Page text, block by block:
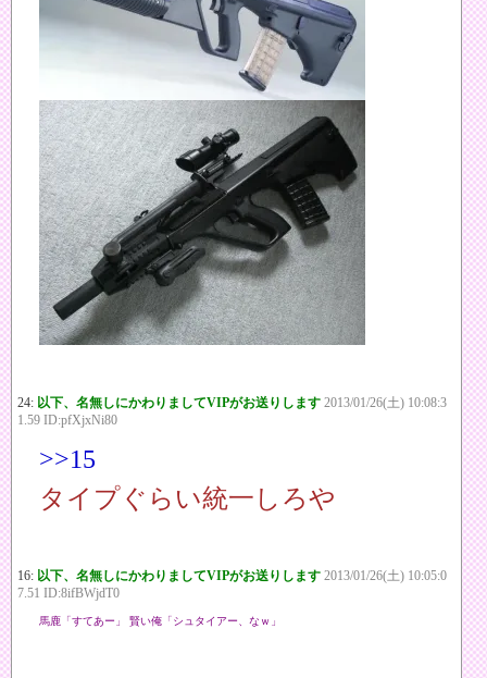
24: 以下、名無しにかわりましてVIPがお送りします 2013/01/26(土) 10:08:3
1.59 ID:pfXjxNi80
>>15
タイプぐらい統一しろや
16: 以下、名無しにかわりましてVIPがお送りします 2013/01/26(土) 10:05:0
7.51 ID:8ifBWjdT0
馬鹿「すてあー」 賢い俺「シュタイアー、なｗ」